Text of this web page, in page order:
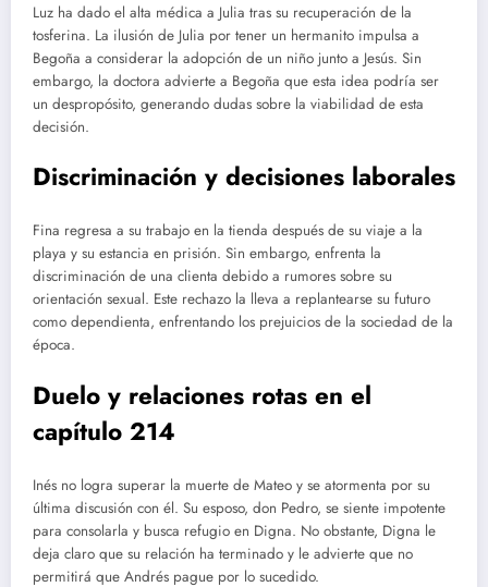
Luz ha dado el alta médica a Julia tras su recuperación de la
tosferina. La ilusión de Julia por tener un hermanito impulsa a
Begoña a considerar la adopción de un niño junto a Jesús. Sin
embargo, la doctora advierte a Begoña que esta idea podría ser
un despropósito, generando dudas sobre la viabilidad de esta
decisión.
Discriminación y decisiones laborales
Fina regresa a su trabajo en la tienda después de su viaje a la
playa y su estancia en prisión. Sin embargo, enfrenta la
discriminación de una clienta debido a rumores sobre su
orientación sexual. Este rechazo la lleva a replantearse su futuro
como dependienta, enfrentando los prejuicios de la sociedad de la
época.
Duelo y relaciones rotas en el
capítulo 214
Inés no logra superar la muerte de Mateo y se atormenta por su
última discusión con él. Su esposo, don Pedro, se siente impotente
para consolarla y busca refugio en Digna. No obstante, Digna le
deja claro que su relación ha terminado y le advierte que no
permitirá que Andrés pague por lo sucedido.